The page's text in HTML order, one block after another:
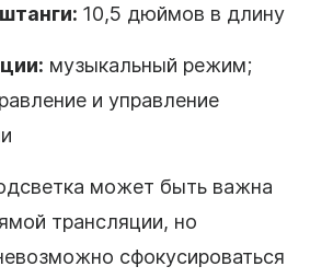
10,5 дюймов в длину
музыкальный режим;
и управление
может быть важна
трансляции, но
сфокусироваться